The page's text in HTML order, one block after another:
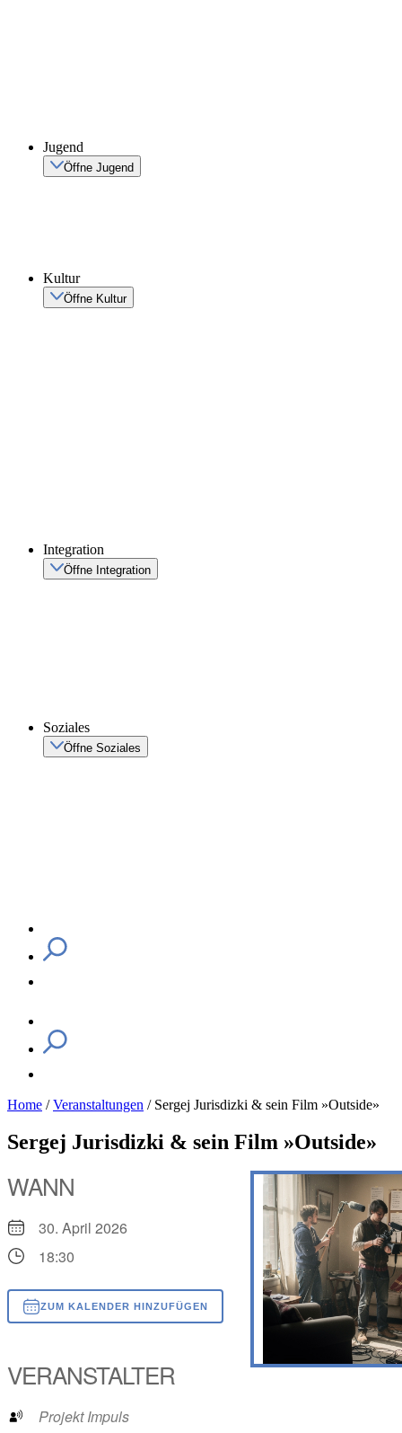
Jugend
Öffne Jugend
Kultur
Öffne Kultur
Integration
Öffne Integration
Soziales
Öffne Soziales
Home /Veranstaltungen / Sergej Jurisdizki & sein Film »Outside»
Sergej Jurisdizki & sein Film »Outside»
WANN
30. April 2026
18:30
ZUM KALENDER HINZUFÜGEN
VERANSTALTER
Projekt Impuls